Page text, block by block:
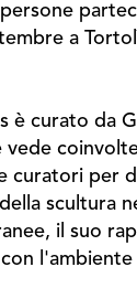
a
è curato da
vede
curatori per
scultura
il suo